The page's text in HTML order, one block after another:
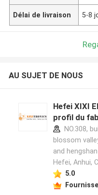
Délai de livraison 5-8
AU SUJET DE NOUS
Hefei XIXI
profil du
NO.308,
blossom
and
Hefei, Anhui,
5.0